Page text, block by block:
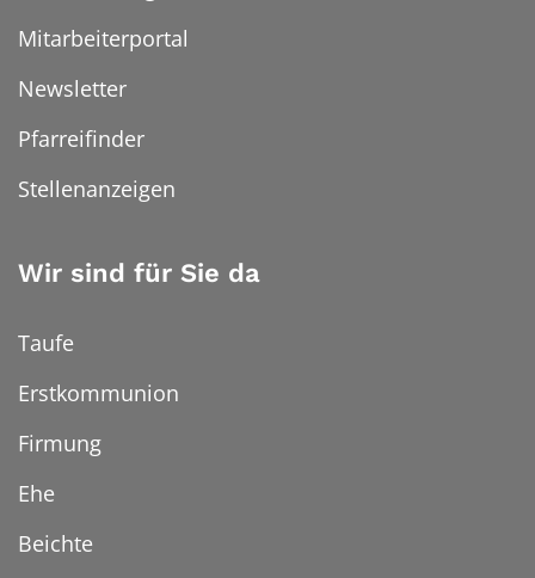
Mitarbeiterportal
Newsletter
Pfarreifinder
Stellenanzeigen
Wir sind für Sie da
Taufe
Erstkommunion
Firmung
Ehe
Beichte